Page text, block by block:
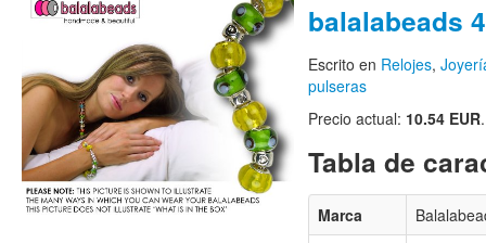
balalabeads
Escrito en Relojes,
pulseras
Precio actual: 10.54 EUR.
Tabla de
Marca